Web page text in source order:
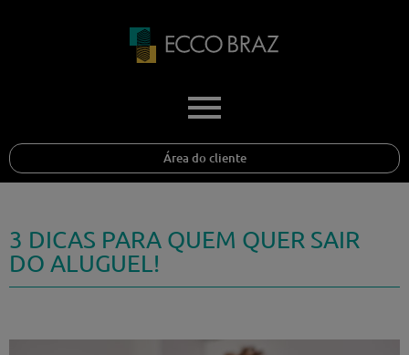
Área do cliente
3 DICAS PARA QUEM QUER SAIR
DO ALUGUEL!